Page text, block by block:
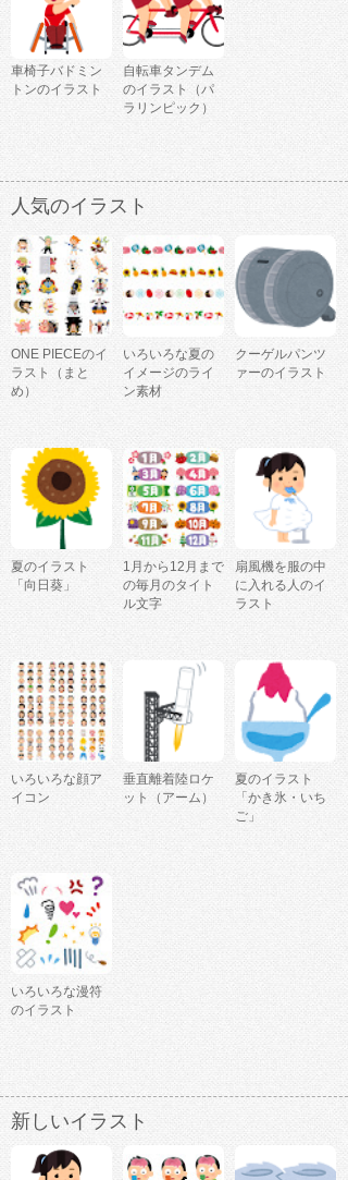
車椅子バドミン
トンのイラスト
自転車タンデム
のイラスト（パ
ラリンピック）
人気のイラスト
ONE PIECEのイ
ラスト（まと
め）
いろいろな夏の
イメージのライ
ン素材
クーゲルパンツ
ァーのイラスト
夏のイラスト
「向日葵」
1月から12月まで
の毎月のタイト
ル文字
扇風機を服の中
に入れる人のイ
ラスト
いろいろな顔ア
イコン
垂直離着陸ロケ
ット（アーム）
夏のイラスト
「かき氷・いち
ご」
いろいろな漫符
のイラスト
新しいイラスト